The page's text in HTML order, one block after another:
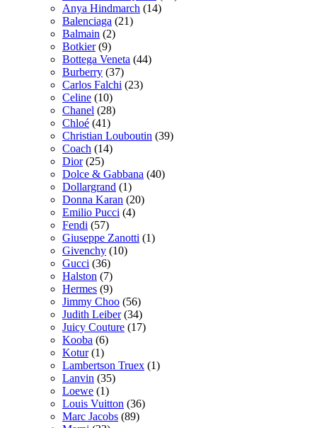
Anya Hindmarch (14)
Balenciaga (21)
Balmain (2)
Botkier(9)
Bottega Veneta (44)
Burberry (37)
Carlos Falchi (23)
Celine (10)
Chanel (28)
Chloé (41)
Christian Louboutin (39)
Coach (14)
Dior(25)
Dolce & Gabbana (40)
Dollargrand (1)
Donna Karan (20)
Emilio Pucci (4)
Fendi (57)
Giuseppe Zanotti (1)
Givenchy (10)
Gucci (36)
Halston (7)
Hermes (9)
Jimmy Choo (56)
Judith Leiber(34)
Juicy Couture (17)
Kooba (6)
Kotur(1)
Lambertson Truex (1)
Lanvin (35)
Loewe (1)
Louis Vuitton (36)
Marc Jacobs (89)